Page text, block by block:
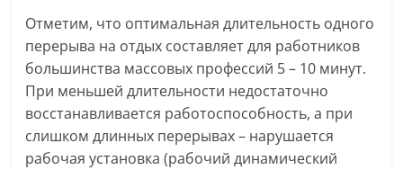
Отметим, что оптимальная длительность одного
перерыва на отдых составляет для работников
большинства массовых профессий 5 – 10 минут.
При меньшей длительности недостаточно
восстанавливается работоспособность, а при
слишком длинных перерывах – нарушается
рабочая установка (рабочий динамический